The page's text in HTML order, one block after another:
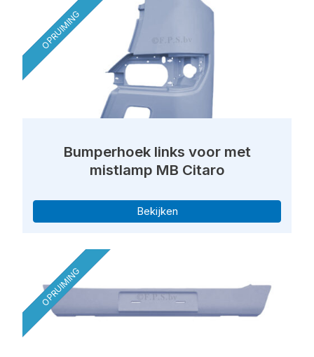
OPRUIMING
Bumperhoek links voor met
mistlamp MB Citaro
Bekijken
OPRUIMING